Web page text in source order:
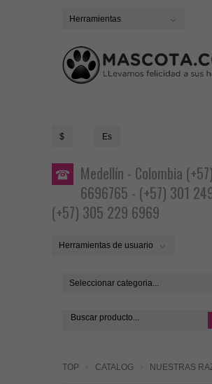
Herramientas
$ Es
Medellín - Colombia
6696765 - (+57) 301
(+57) 305 229 6969
Herramientas de usuario
Seleccionar categoria...
TOP CATALOG NUESTRAS